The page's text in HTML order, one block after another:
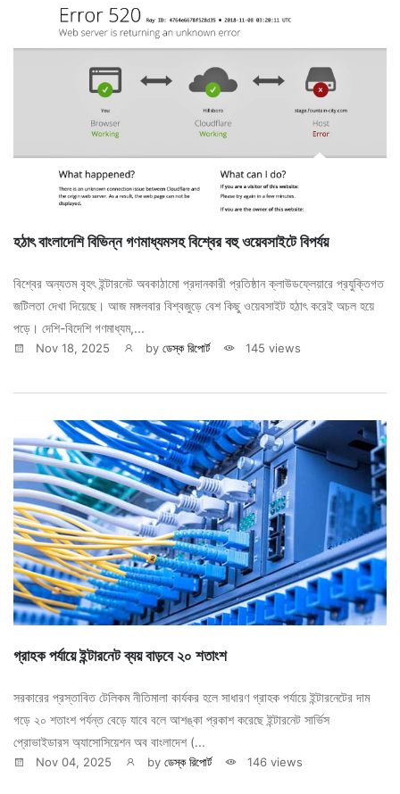
হঠাৎ বাংলাদেশি বিভিন্ন গণমাধ্যমসহ বিশ্বের বহু ওয়েবসাইটে বিপর্যয়
বিশ্বের অন্যতম বৃহৎ ইন্টারনেট অবকাঠামো প্রদানকারী প্রতিষ্ঠান ক্লাউডফ্লেয়ারে প্রযুক্তিগত
জটিলতা দেখা দিয়েছে। আজ মঙ্গলবার বিশ্বজুড়ে বেশ কিছু ওয়েবসাইট হঠাৎ করেই অচল হয়ে
পড়ে। দেশি-বিদেশি গণমাধ্যম,...
Nov 18, 2025 by ডেস্ক রিপোর্ট 145 views
গ্রাহক পর্যায়ে ইন্টারনেট ব্যয় বাড়বে ২০ শতাংশ
সরকারের প্রস্তাবিত টেলিকম নীতিমালা কার্যকর হলে সাধারণ গ্রাহক পর্যায়ে ইন্টারনেটের দাম
গড়ে ২০ শতাংশ পর্যন্ত বেড়ে যাবে বলে আশঙ্কা প্রকাশ করেছে ইন্টারনেট সার্ভিস
প্রোভাইডারস অ্যাসোসিয়েশন অব বাংলাদেশ (...
Nov 04, 2025 by ডেস্ক রিপোর্ট 146 views